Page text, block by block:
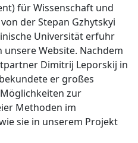
für Wissenschaft und
der Stepan Gzhytskyi
Universität erfuhr
Website. Nachdem
Dimitrij Leporskij in
er großes
zur
Methoden im
sie in unserem Projekt